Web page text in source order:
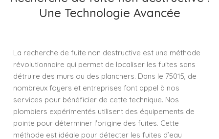
Une Technologie Avancée
La recherche de fuite non destructive est une méthode
révolutionnaire qui permet de localiser les fuites sans
détruire des murs ou des planchers. Dans le 75015, de
nombreux foyers et entreprises font appel à nos
services pour bénéficier de cette technique. Nos
plombiers expérimentés utilisent des équipements de
pointe pour déterminer l'origine des fuites. Cette
méthode est idéale pour détecter les fuites d’eau